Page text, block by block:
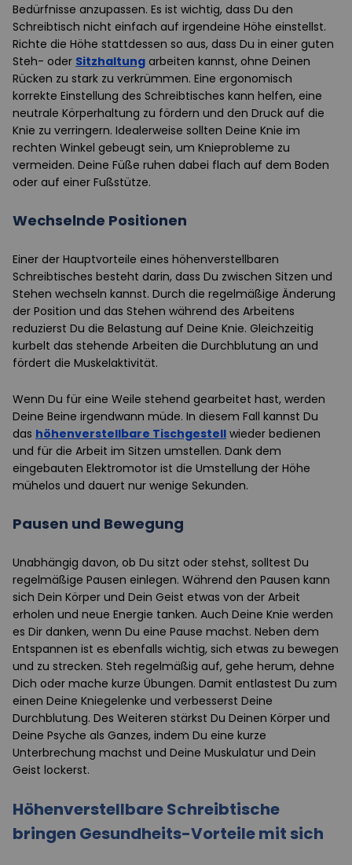
Bedürfnisse anzupassen. Es ist wichtig, dass Du den
Schreibtisch nicht einfach auf irgendeine Höhe einstellst.
Richte die Höhe stattdessen so aus, dass Du in einer guten
Steh- oder Sitzhaltung arbeiten kannst, ohne Deinen
Rücken zu stark zu verkrümmen. Eine ergonomisch
korrekte Einstellung des Schreibtisches kann helfen, eine
neutrale Körperhaltung zu fördern und den Druck auf die
Knie zu verringern. Idealerweise sollten Deine Knie im
rechten Winkel gebeugt sein, um Knieprobleme zu
vermeiden. Deine Füße ruhen dabei flach auf dem Boden
oder auf einer Fußstütze.
Wechselnde Positionen
Einer der Hauptvorteile eines höhenverstellbaren
Schreibtisches besteht darin, dass Du zwischen Sitzen und
Stehen wechseln kannst. Durch die regelmäßige Änderung
der Position und das Stehen während des Arbeitens
reduzierst Du die Belastung auf Deine Knie. Gleichzeitig
kurbelt das stehende Arbeiten die Durchblutung an und
fördert die Muskelaktivität.
Wenn Du für eine Weile stehend gearbeitet hast, werden
Deine Beine irgendwann müde. In diesem Fall kannst Du
das höhenverstellbare Tischgestell wieder bedienen
und für die Arbeit im Sitzen umstellen. Dank dem
eingebauten Elektromotor ist die Umstellung der Höhe
mühelos und dauert nur wenige Sekunden.
Pausen und Bewegung
Unabhängig davon, ob Du sitzt oder stehst, solltest Du
regelmäßige Pausen einlegen. Während den Pausen kann
sich Dein Körper und Dein Geist etwas von der Arbeit
erholen und neue Energie tanken. Auch Deine Knie werden
es Dir danken, wenn Du eine Pause machst. Neben dem
Entspannen ist es ebenfalls wichtig, sich etwas zu bewegen
und zu strecken. Steh regelmäßig auf, gehe herum, dehne
Dich oder mache kurze Übungen. Damit entlastest Du zum
einen Deine Kniegelenke und verbesserst Deine
Durchblutung. Des Weiteren stärkst Du Deinen Körper und
Deine Psyche als Ganzes, indem Du eine kurze
Unterbrechung machst und Deine Muskulatur und Dein
Geist lockerst.
Höhenverstellbare Schreibtische
bringen Gesundheits-Vorteile mit sich